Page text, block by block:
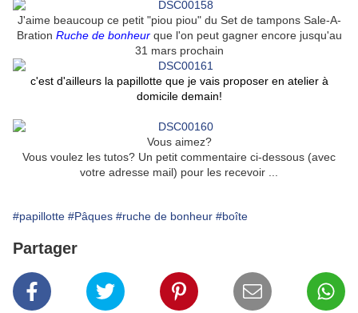
J'aime beaucoup ce petit "piou piou" du Set de tampons Sale-A-
Bration Ruche de bonheur que l'on peut gagner encore jusqu'au
31 mars prochain
c'est d'ailleurs la papillotte que je vais proposer en atelier à
domicile demain!
Vous aimez?
Vous voulez les tutos? Un petit commentaire ci-dessous (avec
votre adresse mail) pour les recevoir ...
#papillotte #Pâques #ruche de bonheur #boîte
Partager